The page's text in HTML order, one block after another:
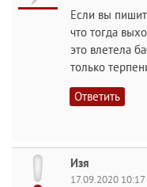
Если вы
что тогда
это влетела
только
Ответить
Изя
17.09.2020 10:17